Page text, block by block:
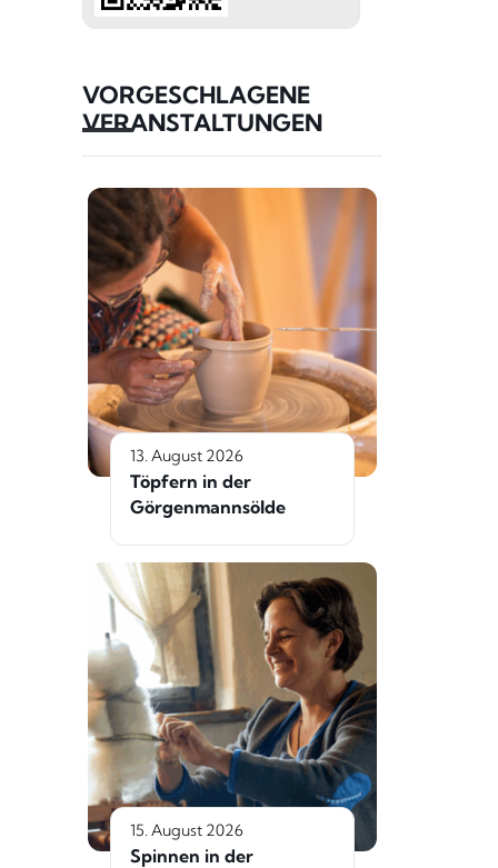
VORGESCHLAGENE
VERANSTALTUNGEN
13. August 2026
Töpfern in der
Görgenmannsölde
15. August 2026
Spinnen in der